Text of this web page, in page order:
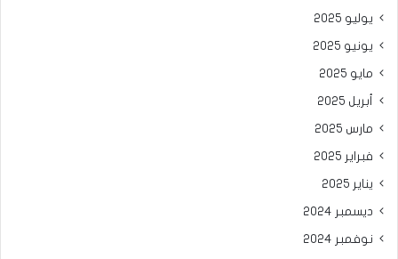
يوليو 2025
يونيو 2025
مايو 2025
أبريل 2025
مارس 2025
فبراير 2025
يناير 2025
ديسمبر 2024
نوفمبر 2024